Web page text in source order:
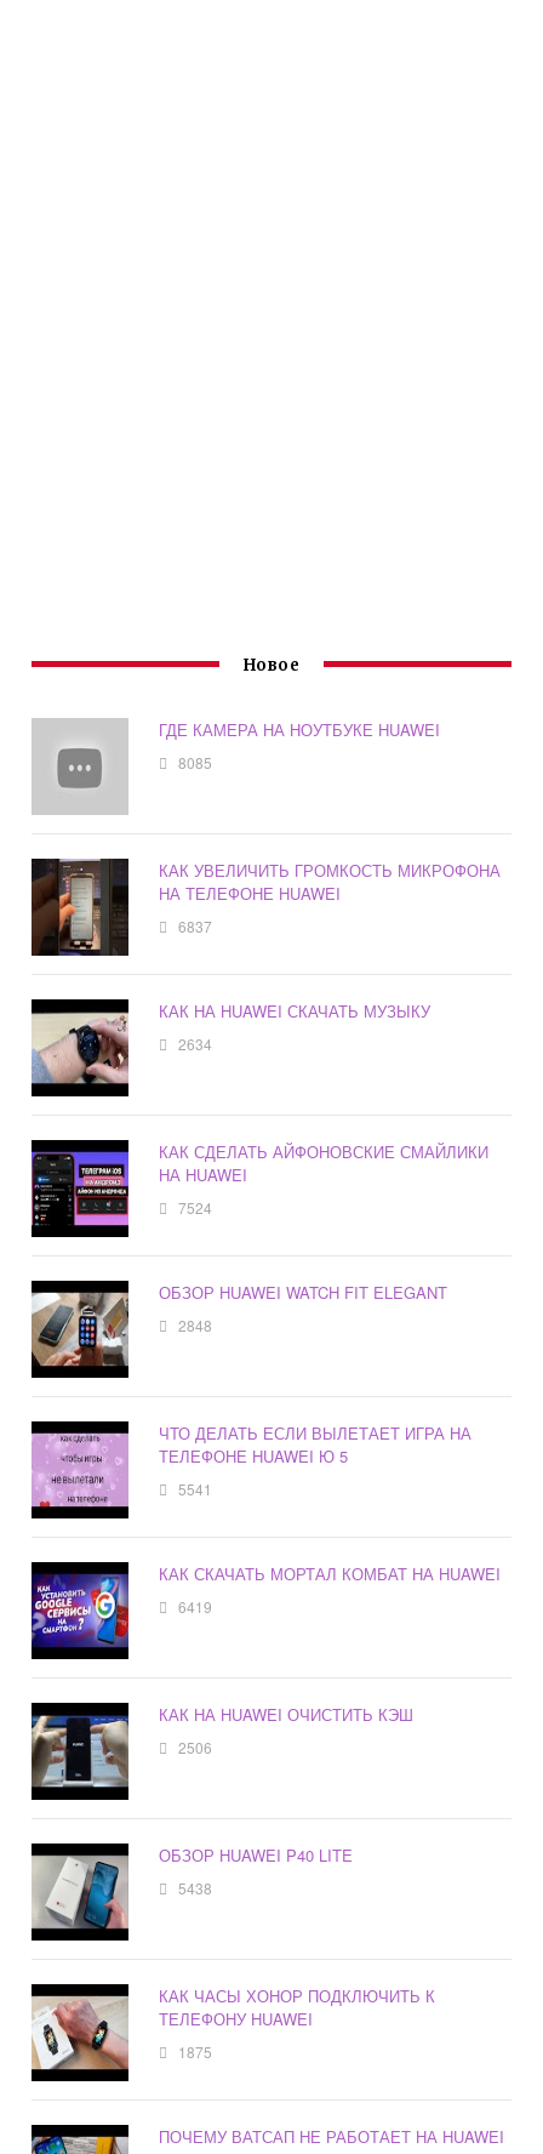
Новое
ГДЕ КАМЕРА НА НОУТБУКЕ HUAWEI
8085
КАК УВЕЛИЧИТЬ ГРОМКОСТЬ МИКРОФОНА
НА ТЕЛЕФОНЕ HUAWEI
6837
КАК НА HUAWEI СКАЧАТЬ МУЗЫКУ
2634
КАК СДЕЛАТЬ АЙФОНОВСКИЕ СМАЙЛИКИ
НА HUAWEI
7524
ОБЗОР HUAWEI WATCH FIT ELEGANT
2848
ЧТО ДЕЛАТЬ ЕСЛИ ВЫЛЕТАЕТ ИГРА НА
ТЕЛЕФОНЕ HUAWEI Ю 5
5541
КАК СКАЧАТЬ МОРТАЛ КОМБАТ НА HUAWEI
6419
КАК НА HUAWEI ОЧИСТИТЬ КЭШ
2506
ОБЗОР HUAWEI P40 LITE
5438
КАК ЧАСЫ ХОНОР ПОДКЛЮЧИТЬ К
ТЕЛЕФОНУ HUAWEI
1875
ПОЧЕМУ ВАТСАП НЕ РАБОТАЕТ НА HUAWEI